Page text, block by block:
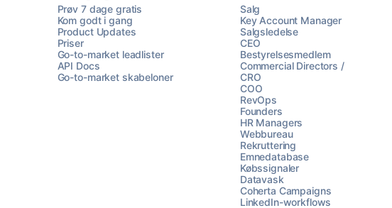
Prøv 7 dage gratis
Kom godt i gang
Product Updates
Priser
Go-to-market leadlister
API Docs
Go-to-market skabeloner
Salg
Key Account Manager
Salgsledelse
CEO
Bestyrelsesmedlem
Commercial Directors /
CRO
COO
RevOps
Founders
HR Managers
Webbureau
Rekruttering
Emnedatabase
Købssignaler
Datavask
Coherta Campaigns
LinkedIn-workflows